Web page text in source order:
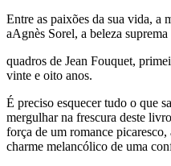
Entre as paixões da sua vida, a
aAgnès Sorel, a beleza
quadros de Jean Fouquet,
vinte e oito anos.
É preciso esquecer tudo o que
mergulhar na frescura deste
força de um romance
charme melancólico de uma